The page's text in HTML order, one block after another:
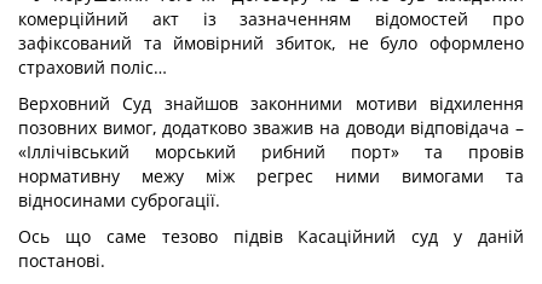
комерційний акт із зазначенням відомостей про
зафіксований та ймовірний збиток, не було оформлено
страховий поліс…
Верховний Суд знайшов законними мотиви відхилення
позовних вимог, додатково зважив на доводи відповідача –
«Іллічівський морський рибний порт» та провів
нормативну межу між регрес ними вимогами та
відносинами суброгації.
Ось що саме тезово підвів Касаційний суд у даній
постанові.